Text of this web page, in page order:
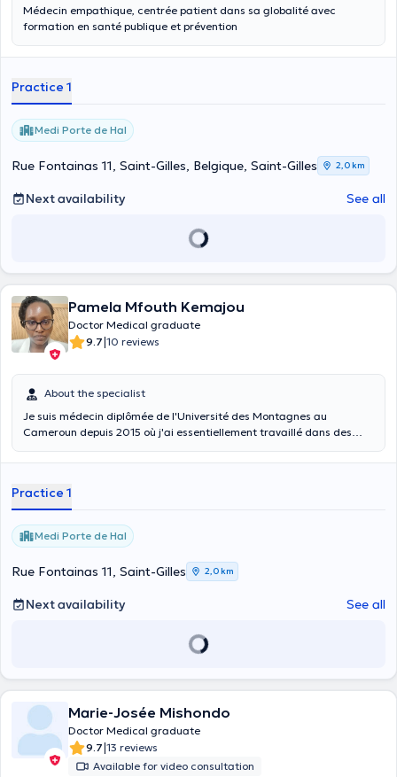
Médecin empathique, centrée patient dans sa globalité avec
formation en santé publique et prévention
Practice 1
Medi Porte de Hal
Rue Fontainas 11, Saint-Gilles, Belgique, Saint-Gilles 2,0 km
Next availability See all
Pamela Mfouth Kemajou
Doctor Medical graduate
9.7|10 reviews
About the specialist
Je suis médecin diplômée de l'Université des Montagnes au
Cameroun depuis 2015 où j'ai essentiellement travaillé dans des
suis médecin de santé publique diplômée de l'Université Libre de
COVID long depuis 2022 et fais partie du réseau Long COVID
Belgium. J'exerce mon métier avec passion et détermination, en
axant ma pratique sur une médecine centrée sur la personne. Je
consulte également les enfants âgés de moins de 12 ans.
Practice 1
Medi Porte de Hal
Rue Fontainas 11, Saint-Gilles 2,0 km
Next availability See all
Marie-Josée Mishondo
Doctor Medical graduate
9.7|13 reviews
Available for video consultation